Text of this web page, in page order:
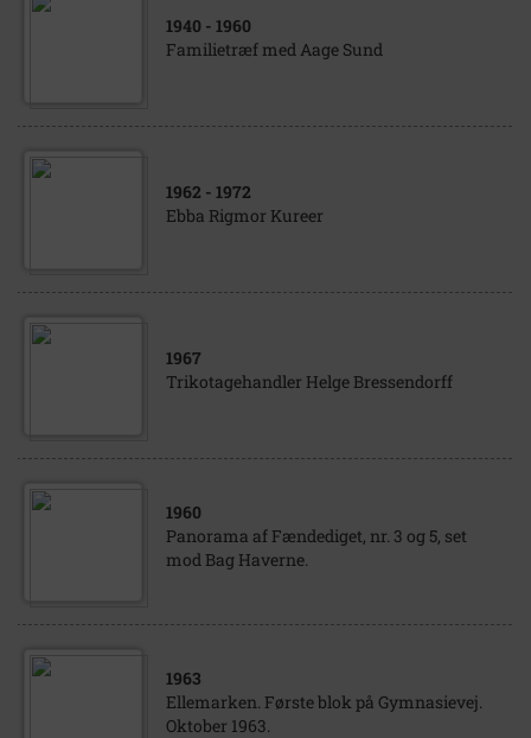
1940 - 1960
Familietræf med Aage Sund
1962 - 1972
Ebba Rigmor Kureer
1967
Trikotagehandler Helge Bressendorff
1960
Panorama af Fændediget, nr. 3 og 5, set
mod Bag Haverne.
1963
Ellemarken. Første blok på Gymnasievej.
Oktober 1963.